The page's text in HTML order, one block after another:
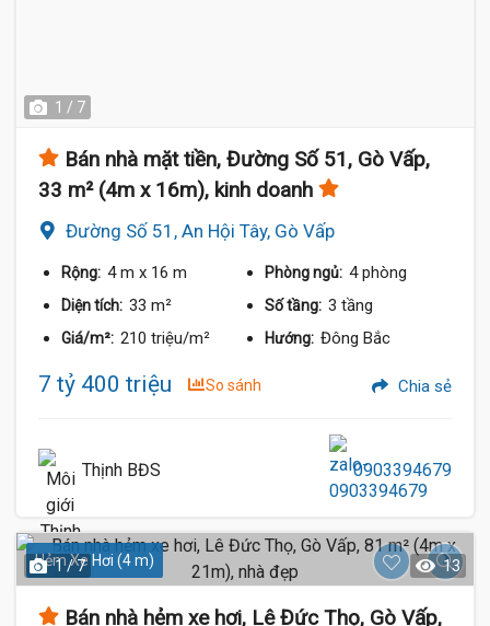
1 / 7
Bán nhà mặt tiền, Đường Số 51, Gò Vấp,
33 m² (4m x 16m), kinh doanh
Đường Số 51, An Hội Tây, Gò Vấp
Rộng: 4 m x 16 m Phòng ngủ: 4 phòng
Diện tích: 33 m² Số tầng: 3 tầng
Giá/m²: 210 triệu/m² Hướng: Đông Bắc
7 tỷ 400 triệu So sánh Chia sẻ
Thịnh BĐS 0903394679
Hẻm Xe Hơi (4 m)
1 / 7 13
Bán nhà hẻm xe hơi, Lê Đức Thọ, Gò Vấp,